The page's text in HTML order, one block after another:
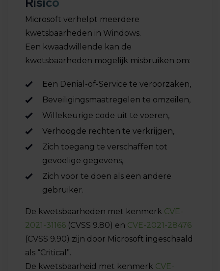
Microsoft verhelpt meerdere
kwetsbaarheden in Windows.
Een kwaadwillende kan de
kwetsbaarheden mogelijk misbruiken om:
Een Denial-of-Service te veroorzaken,
Beveiligingsmaatregelen te omzeilen,
Willekeurige code uit te voeren,
Verhoogde rechten te verkrijgen,
Zich toegang te verschaffen tot
gevoelige gegevens,
Zich voor te doen als een andere
gebruiker.
De kwetsbaarheden met kenmerk CVE-
2021-31166 (CVSS 9.80) en CVE-2021-28476
(CVSS 9.90) zijn door Microsoft ingeschaald
als “Critical”.
De kwetsbaarheid met kenmerk CVE-